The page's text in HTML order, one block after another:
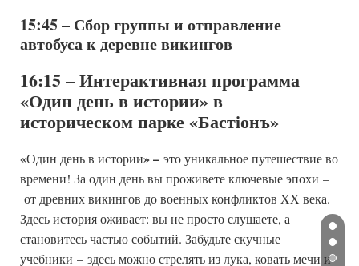
15:45 – Сбор группы и отправление
автобуса к деревне викингов
16:15 – Интерактивная программа
«Один день в истории» в
историческом парке «Бастiонъ»
«Один день в истории» – это уникальное путешествие во
времени! За один день вы проживете ключевые эпохи –
от древних викингов до военных конфликтов XX века.
Здесь история оживает: вы не просто слушаете, а
становитесь частью событий. Забудьте скучные
учебники – здесь можно стрелять из лука, ковать мечи и